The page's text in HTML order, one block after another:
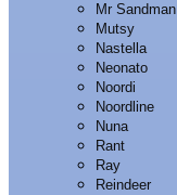
Mr Sandman
Mutsy
Nastella
Neonato
Noordi
Noordline
Nuna
Rant
Ray
Reindeer